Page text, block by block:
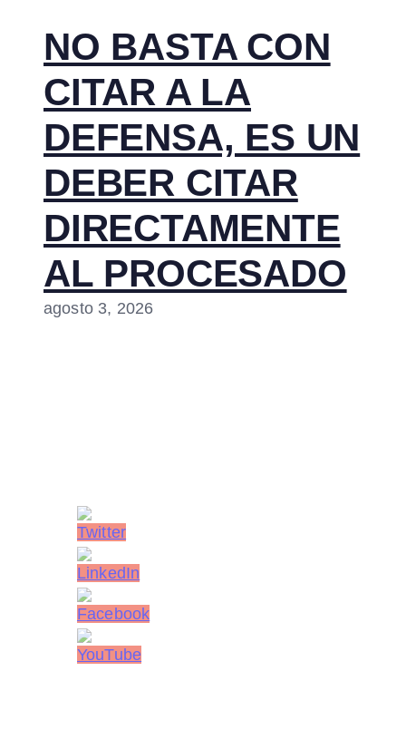
NO BASTA CON
CITAR A LA
DEFENSA, ES UN
DEBER CITAR
DIRECTAMENTE
AL PROCESADO
agosto 3, 2026